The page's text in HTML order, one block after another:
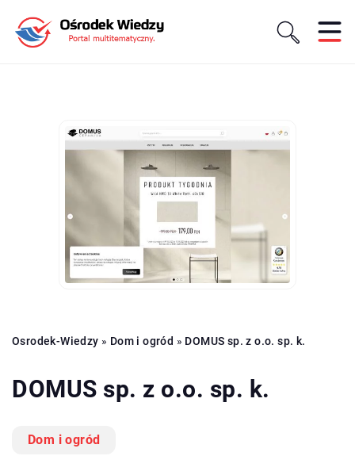
Osrodek-Wiedzy » Dom i ogród » DOMUS sp. z o.o. sp. k.
DOMUS sp. z o.o. sp. k.
Dom i ogród